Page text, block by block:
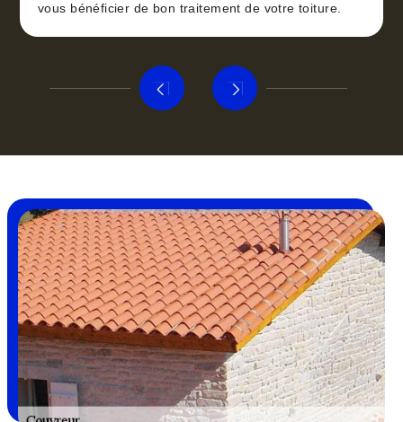
vous bénéficier de bon traitement de votre toiture.